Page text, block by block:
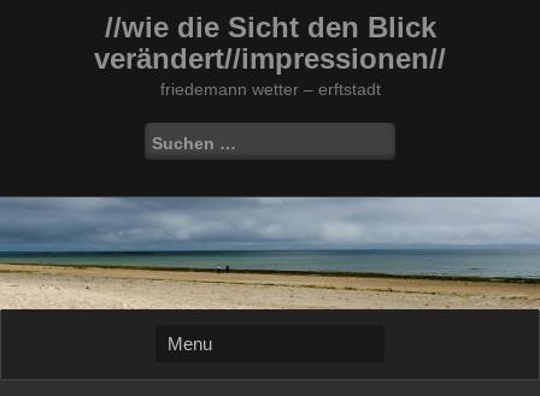
//wie die Sicht den Blick
verändert//impressionen//
friedemann wetter – erftstadt
Suchen
nach: